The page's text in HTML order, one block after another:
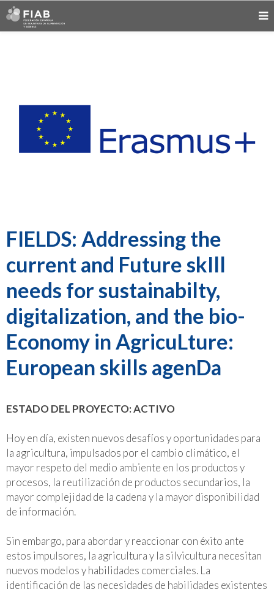
FIELDS: Addressing the
current and Future skIll
needs for sustainabilty,
digitalization, and the bio-
Economy in AgricuLture:
European skills agenDa
ESTADO DEL PROYECTO: ACTIVO
Hoy en día, existen nuevos desafíos y oportunidades para
la agricultura, impulsados por el cambio climático, el
mayor respeto del medio ambiente en los productos y
procesos, la reutilización de productos secundarios, la
mayor complejidad de la cadena y la mayor disponibilidad
de información.
Sin embargo, para abordar y reaccionar con éxito ante
estos impulsores, la agricultura y la silvicultura necesitan
nuevos modelos y habilidades comerciales. La
identificación de las necesidades de habilidades existentes